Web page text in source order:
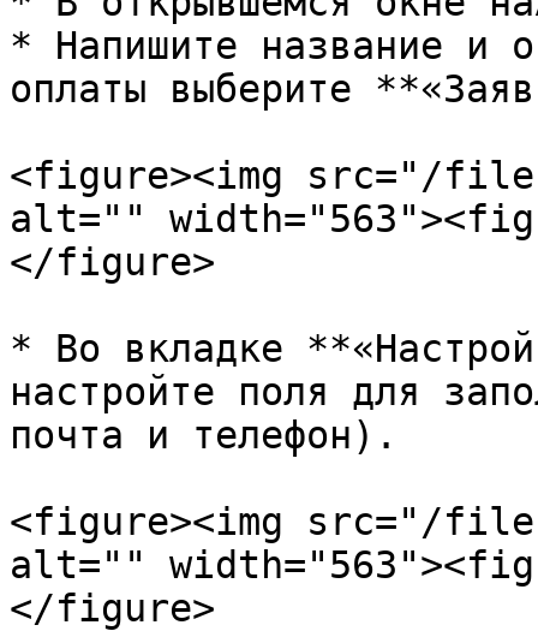
* Напишите название и
оплаты выберите
<figure><img src="/files/
alt=""
</figure>
* Во вкладке
настройте поля для
почта и телефон).
<figure><img src="/files/
alt=""
</figure>